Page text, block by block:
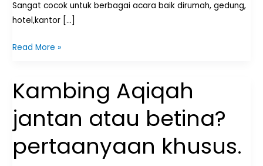
Sangat cocok untuk berbagai acara baik dirumah, gedung,
hotel,kantor […]
Read More »
Kambing Aqiqah
jantan atau betina?
pertaanyaan khusus.
Kambing
Aqiqah
jantan
atau
betina?
pertaanyaan